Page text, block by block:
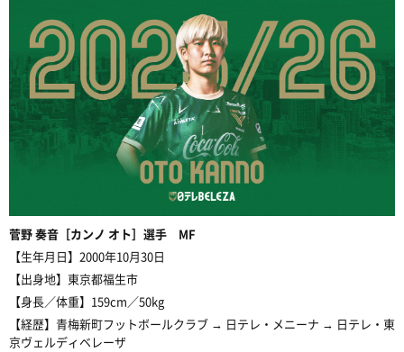
菅野奏音［カンノ オト］選手 MF
【生年月日】2000年10月30日
【出身地】東京都福生市
【身長／体重】159cm／50kg
【経歴】青梅新町フットボールクラブ → 日テレ・メニーナ → 日テレ・東
京ヴェルディベレーザ